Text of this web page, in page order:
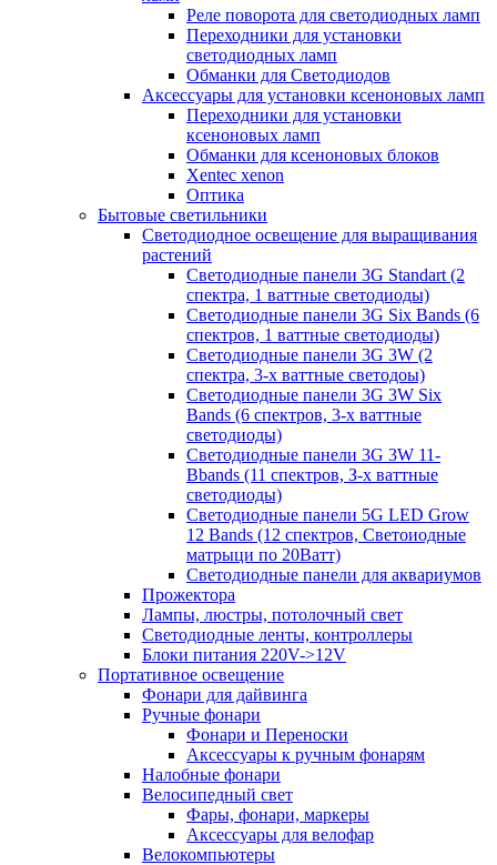
Реле поворота для светодиодных ламп
Переходники для установки
светодиодных ламп
Обманки для Светодиодов
Аксессуары для установки ксеноновых ламп
Переходники для установки
ксеноновых ламп
Обманки для ксеноновых блоков
Xentec xenon
Оптика
Бытовые светильники
Светодиодное освещение для выращивания
растений
Cветодиодные панели 3G Standart (2
спектра, 1 ваттные светодиоды)
Светодиодные панели 3G Six Bands (6
спектров, 1 ваттные светодиоды)
Светодиодные панели 3G 3W (2
спектра, 3-х ваттные светодоы)
Светодиодные панели 3G 3W Six
Bands (6 спектров, 3-х ваттные
светодиоды)
Светодиодные панели 3G 3W 11-
Bbands (11 спектров, З-х ваттные
светодиоды)
Светодиодные панели 5G LЕD Grow
12 Bands (12 спектров, Светоиодные
матрыци по 20Ватт)
Светодиодные панели для аквариумов
Прожектора
Лампы, люстры, потолочный свет
Светодиодные ленты, контроллеры
Блоки питания 220V->12V
Портативное освещение
Фонари для дайвинга
Ручные фонари
Фонари и Переноски
Аксессуары к ручным фонарям
Налобные фонари
Велосипедный свет
Фары, фонари, маркеры
Аксессуары для велофар
Велокомпьютеры